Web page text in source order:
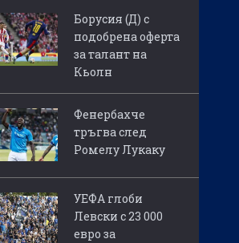
Борусия (Д) с
подобрена оферта
за талант на
Кьолн
Фенербахче
тръгва след
Ромелу Лукаку
УЕФА глоби
Левски с 23 000
евро за